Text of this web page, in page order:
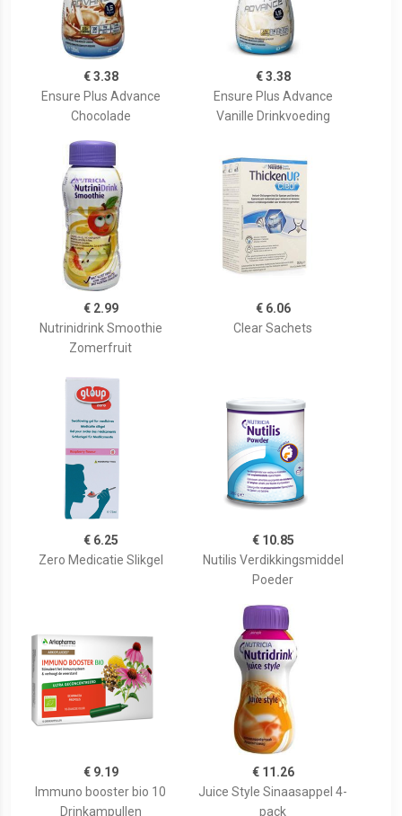
€ 3.38
Ensure Plus Advance
Chocolade
€ 3.38
Ensure Plus Advance
Vanille Drinkvoeding
€ 2.99
Nutrinidrink Smoothie
Zomerfruit
€ 6.06
Clear Sachets
€ 6.25
Zero Medicatie Slikgel
€ 10.85
Nutilis Verdikkingsmiddel
Poeder
€ 9.19
Immuno booster bio 10
Drinkampullen
€ 11.26
Juice Style Sinaasappel 4-
pack